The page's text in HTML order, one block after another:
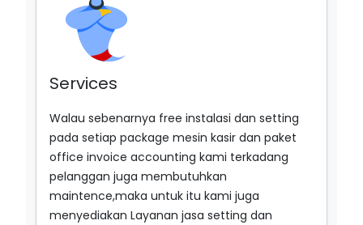
Services
Walau sebenarnya free instalasi dan setting
pada setiap package mesin kasir dan paket
office invoice accounting kami terkadang
pelanggan juga membutuhkan
maintence,maka untuk itu kami juga
menyediakan Layanan jasa setting dan